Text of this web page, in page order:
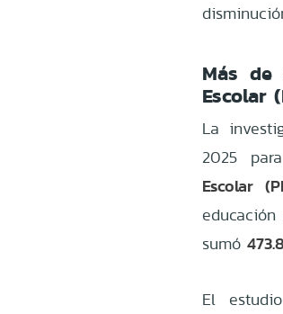
Más
Escolar
La
2025
Escolar
sumó
El